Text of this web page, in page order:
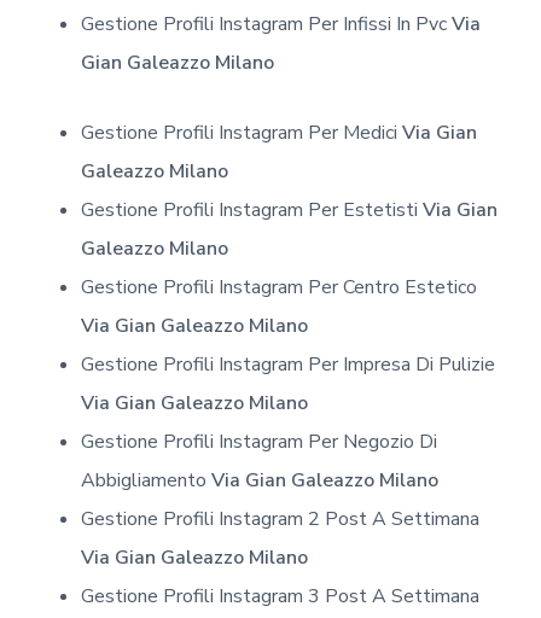
Gestione Profili Instagram Per Infissi In PvcVia
Gian Galeazzo Milano
Gestione Profili Instagram Per Medici Via Gian
Galeazzo Milano
Gestione Profili Instagram Per Estetisti Via Gian
Galeazzo Milano
Gestione Profili Instagram Per Centro Estetico
Via Gian Galeazzo Milano
Gestione Profili Instagram Per Impresa Di Pulizie
Via Gian Galeazzo Milano
Gestione Profili Instagram Per Negozio Di
Abbigliamento Via Gian Galeazzo Milano
Gestione Profili Instagram 2 Post A Settimana
Via Gian Galeazzo Milano
Gestione Profili Instagram 3 Post A Settimana